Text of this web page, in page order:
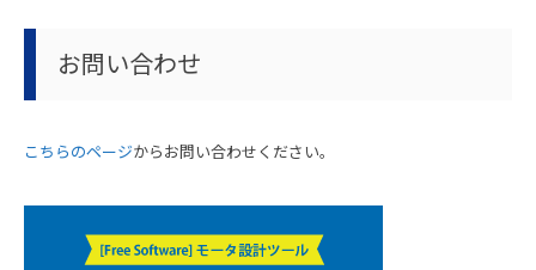
お問い合わせ
こちらのページからお問い合わせください。